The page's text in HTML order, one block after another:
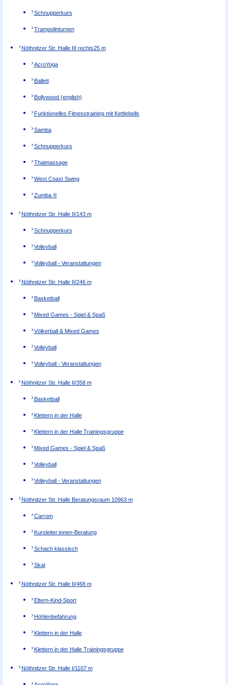
Schnupperkurs
Trampolinturnen
Nöthnitzer Str. Halle III rechts25 m
AcroYoga
Ballett
Bollywood (english)
Funktionelles Fitnesstraining mit Kettlebells
Samba
Schnupperkurs
Thaimassage
West Coast Swing
Zumba ®
Nöthnitzer Str. Halle II/143 m
Schnupperkurs
Volleyball
Volleyball - Veranstaltungen
Nöthnitzer Str. Halle II/246 m
Basketball
Mixed Games - Spiel & Spaß
Völkerball & Mixed Games
Volleyball
Volleyball - Veranstaltungen
Nöthnitzer Str. Halle II/358 m
Basketball
Klettern in der Halle
Klettern in der Halle Trainingsgruppe
Mixed Games - Spiel & Spaß
Volleyball
Volleyball - Veranstaltungen
Nöthnitzer Str. Halle Beratungsraum 10963 m
Carrom
Kursleiter:innen-Beratung
Schach klassisch
Skat
Nöthnitzer Str. Halle II/468 m
Eltern-Kind-Sport
Höhlenbefahrung
Klettern in der Halle
Klettern in der Halle Trainingsgruppe
Nöthnitzer Str. Halle I/1107 m